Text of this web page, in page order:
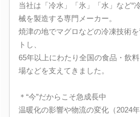
当社は「冷水」「氷」「水」など“
械を製造する専門メーカー。
焼津の地でマグロなどの冷凍技術
トし、
65年以上にわたり全国の食品・飲
場などを支えてきました。
＊“今”だからこそ急成長中
温暖化の影響や物流の変化（2024年